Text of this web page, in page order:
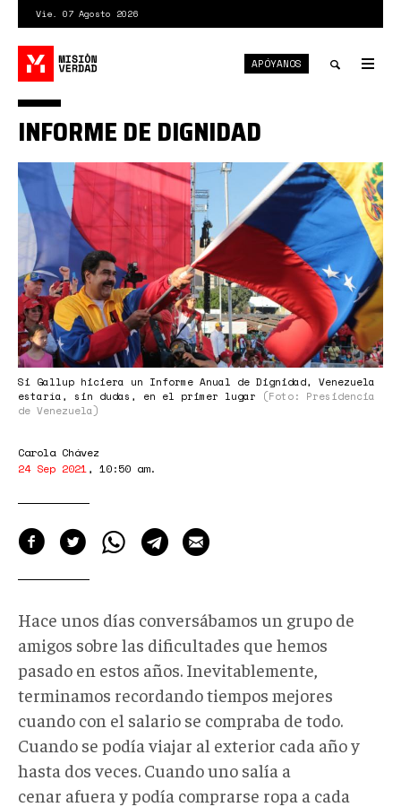
contenido
principal
Vie. 07 Agosto 2026
APÓYANOS
por-
dignidad-
defensa-
soberanc3ada-
y-
justicia-
venezuela-
demandc3b3-
a-
donald-
trump.jpg
Si Gallup hiciera un Informe Anual de Dignidad, Venezuela
estaría, sin dudas, en el primer lugar
(Foto: Presidencia
de Venezuela)
INFORME DE DIGNIDAD
Carola Chávez
24 Sep 2021, 10:50 am.
Hace unos días conversábamos un grupo de
amigos sobre las dificultades que hemos
pasado en estos años. Inevitablemente,
terminamos recordando tiempos mejores
cuando con el salario se compraba de todo.
Cuando se podía viajar al exterior cada año y
hasta dos veces. Cuando uno salía a
cenar afuera y podía comprarse ropa a cada